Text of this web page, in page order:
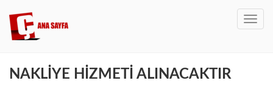
NAKLİYE HİZMETİ ALINACAKTIR